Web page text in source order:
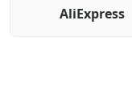
AliExpress